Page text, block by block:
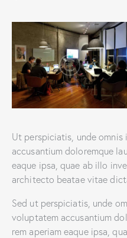
Ut perspiciatis, unde
accusantium doloremque
eaque ipsa, quae ab illo
architecto beatae vitae
Sed ut perspiciatis, unde
voluptatem accusantium
rem aperiam eaque ipsa,